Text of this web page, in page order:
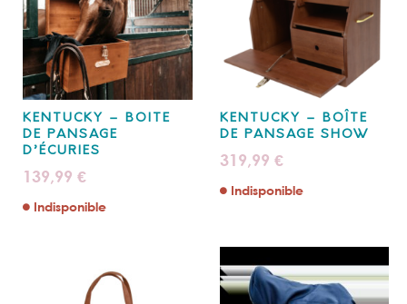
KENTUCKY – BOITE
DE PANSAGE
D’ÉCURIES
139,99 €
Indisponible
KENTUCKY – BOÎTE
DE PANSAGE SHOW
319,99 €
Indisponible